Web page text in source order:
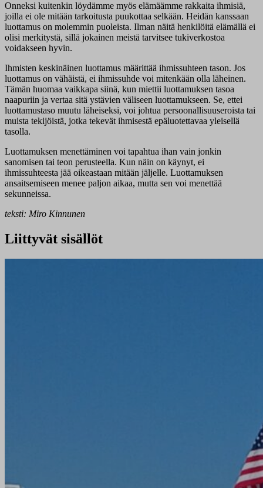
Onneksi kuitenkin löydämme myös elämäämme rakkaita ihmisiä,
joilla ei ole mitään tarkoitusta puukottaa selkään. Heidän kanssaan
luottamus on molemmin puoleista. Ilman näitä henkilöitä elämällä ei
olisi merkitystä, sillä jokainen meistä tarvitsee tukiverkostoa
voidakseen hyvin.
Ihmisten keskinäinen luottamus määrittää ihmissuhteen tason. Jos
luottamus on vähäistä, ei ihmissuhde voi mitenkään olla läheinen.
Tämän huomaa vaikkapa siinä, kun miettii luottamuksen tasoa
naapuriin ja vertaa sitä ystävien väliseen luottamukseen. Se, ettei
luottamustaso muutu läheiseksi, voi johtua persoonallisuuseroista tai
muista tekijöistä, jotka tekevät ihmisestä epäluotettavaa yleisellä
tasolla.
Luottamuksen menettäminen voi tapahtua ihan vain jonkin
sanomisen tai teon perusteella. Kun näin on käynyt, ei
ihmissuhteesta jää oikeastaan mitään jäljelle. Luottamuksen
ansaitsemiseen menee paljon aikaa, mutta sen voi menettää
sekunneissa.
teksti: Miro Kinnunen
Liittyvät sisällöt